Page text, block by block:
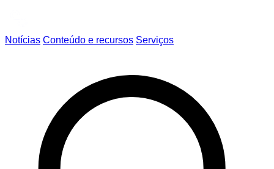
Notícias Conteúdo e recursos Serviços